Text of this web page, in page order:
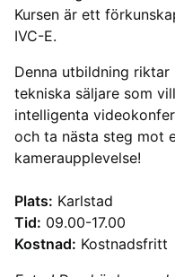
Kursen är ett
IVC-E.
Denna utbildning
tekniska säljare som
intelligenta
och ta nästa steg mot
kameraupplevelse!
Plats: Karlstad
Tid: 09.00-17.00
Kostnad: Kostnadsfritt